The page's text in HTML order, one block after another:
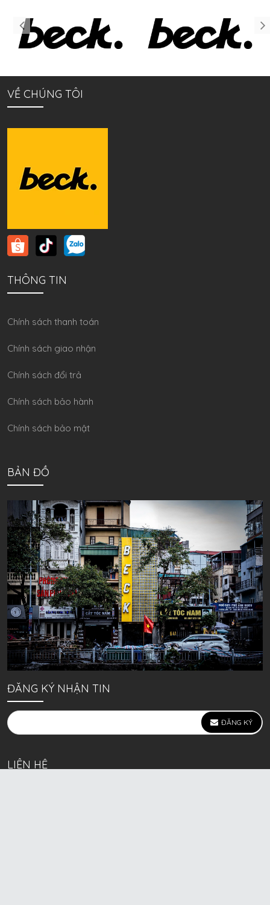
VỀ CHÚNG TÔI
THÔNG TIN
Chính sách thanh toán
Chính sách giao nhận
Chính sách đổi trả
Chính sách bảo hành
Chính sách bảo mật
BẢN ĐỒ
ĐĂNG KÝ NHẬN TIN
ĐĂNG KÝ
LIÊN HỆ